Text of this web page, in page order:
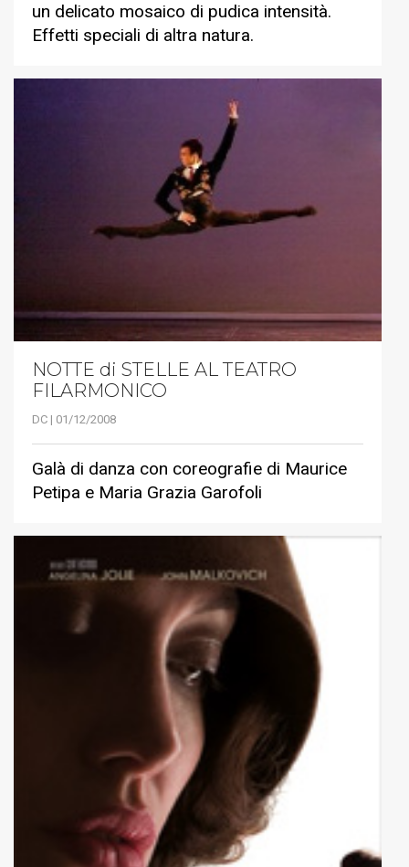
un delicato mosaico di pudica intensità.
Effetti speciali di altra natura.
NOTTE di STELLE AL TEATRO
FILARMONICO
DC | 01/12/2008
Galà di danza con coreografie di Maurice
Petipa e Maria Grazia Garofoli